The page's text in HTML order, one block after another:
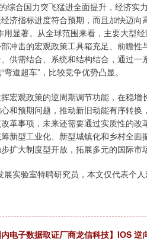
合国力突飞猛进全面提升，经济实
济指标进度符合预期，而且加快迈
用显著。从全球范围来看，主要大型
冲击的宏观政策工具箱充足、前瞻
供需结合、系统和结构结合，通过
道超车”，比较竞争优势凸显。
观政策的逆周期调节功能，在稳增
和预期问题，推动新旧动能有序转
革事项，未来还需要通过实质性的
新型工业化、新型城镇化和乡村全
扩大制度型开放，拓展多元的国际
实验室特聘研究员，本文仅代表个人
电子数据取证厂商龙信科技】IOS 逆